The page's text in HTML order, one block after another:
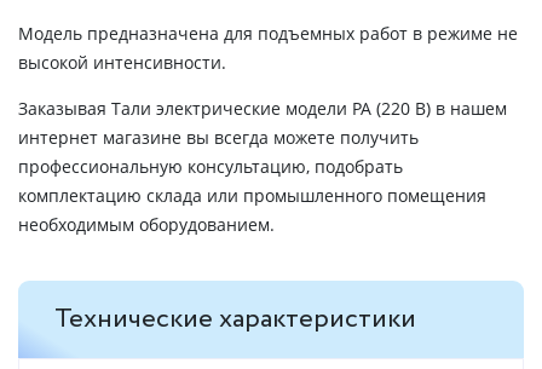
Модель предназначена для подъемных работ в режиме не
высокой интенсивности.
Заказывая Тали электрические модели РА (220 В) в нашем
интернет магазине вы всегда можете получить
профессиональную консультацию, подобрать
комплектацию склада или промышленного помещения
необходимым оборудованием.
Технические характеристики